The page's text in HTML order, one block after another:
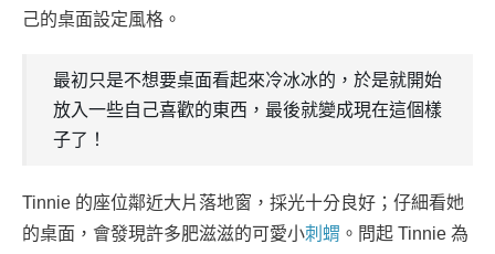
己的桌面設定風格。
最初只是不想要桌面看起來冷冰冰的，於是就開始
放入一些自己喜歡的東西，最後就變成現在這個樣
子了！
Tinnie 的座位鄰近大片落地窗，採光十分良好；仔細看她
的桌面，會發現許多肥滋滋的可愛小刺蝟 。問起 Tinnie 為